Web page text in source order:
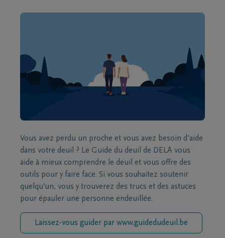
Vous avez perdu un proche et vous avez besoin d’aide
dans votre deuil ? Le Guide du deuil de DELA vous
aide à mieux comprendre le deuil et vous offre des
outils pour y faire face. Si vous souhaitez soutenir
quelqu’un, vous y trouverez des trucs et des astuces
pour épauler une personne endeuillée.
Laissez-vous guider par www.guidedudeuil.be